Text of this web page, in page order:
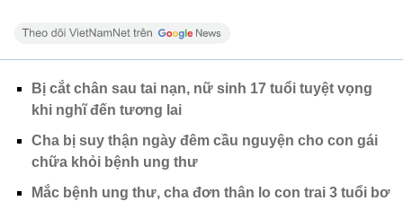
Bị cắt chân sau tai nạn, nữ sinh 17 tuổi tuyệt vọng
khi nghĩ đến tương lai
Cha bị suy thận ngày đêm cầu nguyện cho con gái
chữa khỏi bệnh ung thư
Mắc bệnh ung thư, cha đơn thân lo con trai 3 tuổi bơ